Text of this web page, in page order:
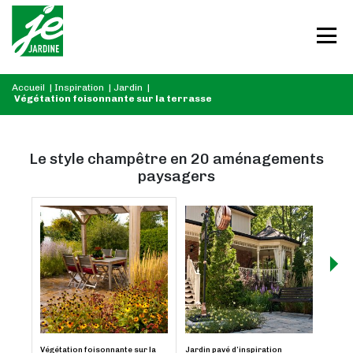
Accueil | Inspiration | Jardin |
Végétation foisonnante sur la terrasse
Le style champêtre en 20 aménagements
paysagers
Végétation foisonnante sur la
Jardin pavé d’inspiration